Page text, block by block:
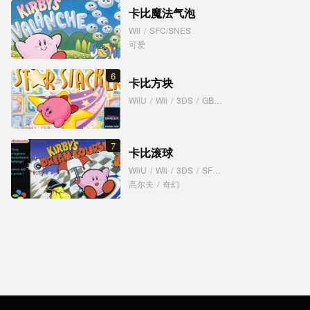
卡比魔法气泡
Wii / SFC/SNES
可爱
6 卡比方块
WiiU / Wii / 3DS / GB
7 卡比滚球
WiiU / Wii / 3DS / SFC/SNES
高尔夫 / 奇幻